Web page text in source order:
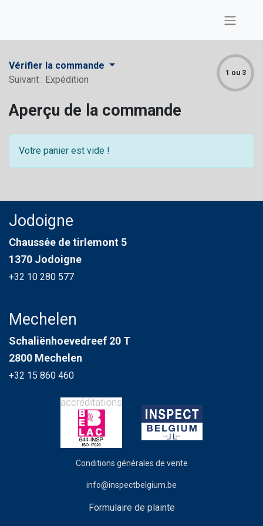
Vérifier la commande
Suivant : Expédition
1 ou 3
Aperçu de la commande
Votre panier est vide !
Jodoigne
Chaussée de tirlemont 5
1370 Jodoigne
+32 10 280 577
Mechelen
Schaliënhoevedreef 20 T
2800 Mechelen
+32 15 860 460
Conditions générales de vente
info@inspectbelgium.be
Formulaire de plainte